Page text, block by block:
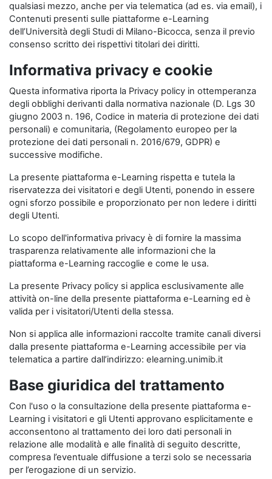
qualsiasi mezzo, anche per via telematica (ad es. via email), i
Contenuti presenti sulle piattaforme e-Learning
dell’Università degli Studi di Milano-Bicocca, senza il previo
consenso scritto dei rispettivi titolari dei diritti.
Informativa privacy e cookie
Questa informativa riporta la Privacy policy in ottemperanza
degli obblighi derivanti dalla normativa nazionale (D. Lgs 30
giugno 2003 n. 196, Codice in materia di protezione dei dati
personali) e comunitaria, (Regolamento europeo per la
protezione dei dati personali n. 2016/679, GDPR) e
successive modifiche.
La presente piattaforma e-Learning rispetta e tutela la
riservatezza dei visitatori e degli Utenti, ponendo in essere
ogni sforzo possibile e proporzionato per non ledere i diritti
degli Utenti.
Lo scopo dell'informativa privacy è di fornire la massima
trasparenza relativamente alle informazioni che la
piattaforma e-Learning raccoglie e come le usa.
La presente Privacy policy si applica esclusivamente alle
attività on-line della presente piattaforma e-Learning ed è
valida per i visitatori/Utenti della stessa.
Non si applica alle informazioni raccolte tramite canali diversi
dalla presente piattaforma e-Learning accessibile per via
telematica a partire dall’indirizzo: elearning.unimib.it
Base giuridica del trattamento
Con l'uso o la consultazione della presente piattaforma e-
Learning i visitatori e gli Utenti approvano esplicitamente e
acconsentono al trattamento dei loro dati personali in
relazione alle modalità e alle finalità di seguito descritte,
compresa l’eventuale diffusione a terzi solo se necessaria
per l’erogazione di un servizio.